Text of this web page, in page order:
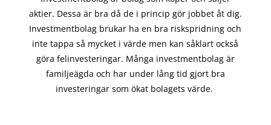
aktier. Dessa är bra då de i princip görjobbet åt dig.
Investmentbolag brukar ha en bra riskspridning och
inte tappa så mycket i värde men kan såklart också
göra felinvesteringar. Många investmentbolag är
familjeägda och har under lång tid gjort bra
investeringar som ökat bolagets värde.